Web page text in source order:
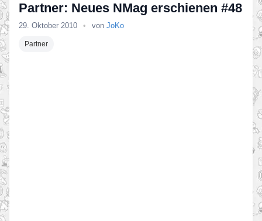
Partner: Neues NMag erschienen #48
29. Oktober 2010 • von JoKo
Partner